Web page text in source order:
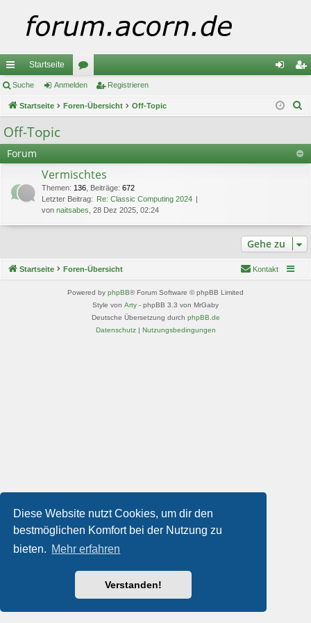
Diese Website nutzt Cookies, um dir den
bestmöglichen Komfort bei der Nutzung zu
bieten. Mehr erfahren
Verstanden!
ch
ne
llz
ug
Startseite
or
en m ist
re
Suche Anmelden Registrieren
Startseite Foren-Übersicht Off-Topic
e
Off-Topic
Forum
Vermischtes
Themen: 136 Beiträge: 672
Letzter Beitrag: Re: Classic Computing 2024
von naitsabes , 28 Dez 2025, 02:24
Gehe zu
Startseite Foren-Übersicht Kontakt
Powered by phpBB® Forum Software © phpBB Limited
Style von Arty - phpBB 3.3 von MrGaby
Deutsche Übersetzung durch phpBB.de
Datenschutz| Nutzungsbedingungen